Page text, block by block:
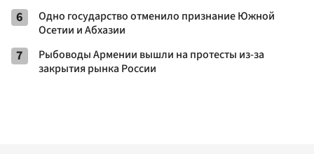
6
Одно государство отменило признание Южной
Осетии и Абхазии
7
Рыбоводы Армении вышли на протесты из-за
закрытия рынка России